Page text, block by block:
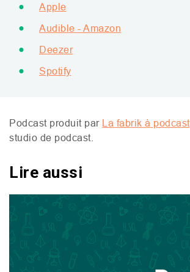
Apple
Audible - Amazon
Deezer
Spotify
Podcast produit par La fabrik à podcast
studio de podcast.
Lire aussi